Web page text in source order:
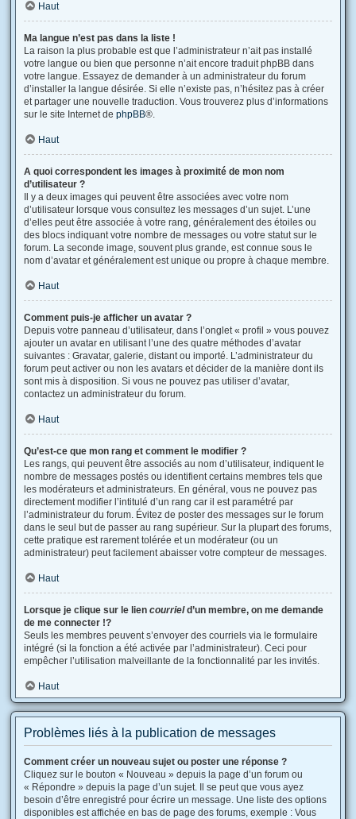
Haut
Ma langue n’est pas dans la liste !
La raison la plus probable est que l’administrateur n’ait pas installé
votre langue ou bien que personne n’ait encore traduit phpBB dans
votre langue. Essayez de demander à un administrateur du forum
d’installer la langue désirée. Si elle n’existe pas, n’hésitez pas à créer
et partager une nouvelle traduction. Vous trouverez plus d’informations
sur le site Internet de phpBB®.
Haut
A quoi correspondent les images à proximité de mon nom
d’utilisateur ?
Il y a deux images qui peuvent être associées avec votre nom
d’utilisateur lorsque vous consultez les messages d’un sujet. L’une
d’elles peut être associée à votre rang, généralement des étoiles ou
des blocs indiquant votre nombre de messages ou votre statut sur le
forum. La seconde image, souvent plus grande, est connue sous le
nom d’avatar et généralement est unique ou propre à chaque membre.
Haut
Comment puis-je afficher un avatar ?
Depuis votre panneau d’utilisateur, dans l’onglet « profil » vous pouvez
ajouter un avatar en utilisant l’une des quatre méthodes d’avatar
suivantes : Gravatar, galerie, distant ou importé. L’administrateur du
forum peut activer ou non les avatars et décider de la manière dont ils
sont mis à disposition. Si vous ne pouvez pas utiliser d’avatar,
contactez un administrateur du forum.
Haut
Qu’est-ce que mon rang et comment le modifier ?
Les rangs, qui peuvent être associés au nom d’utilisateur, indiquent le
nombre de messages postés ou identifient certains membres tels que
les modérateurs et administrateurs. En général, vous ne pouvez pas
directement modifier l’intitulé d’un rang car il est paramétré par
l’administrateur du forum. Évitez de poster des messages sur le forum
dans le seul but de passer au rang supérieur. Sur la plupart des forums,
cette pratique est rarement tolérée et un modérateur (ou un
administrateur) peut facilement abaisser votre compteur de messages.
Haut
Lorsque je clique sur le lien courrield’un membre, on me demande
de me connecter !?
Seuls les membres peuvent s’envoyer des courriels via le formulaire
intégré (si la fonction a été activée par l’administrateur). Ceci pour
empêcher l’utilisation malveillante de la fonctionnalité par les invités.
Haut
Problèmes liés à la publication de messages
Comment créer un nouveau sujet ou poster une réponse ?
Cliquez sur le bouton « Nouveau » depuis la page d’un forum ou
« Répondre » depuis la page d’un sujet. Il se peut que vous ayez
besoin d’être enregistré pour écrire un message. Une liste des options
disponibles est affichée en bas de page des forums, exemple : Vous